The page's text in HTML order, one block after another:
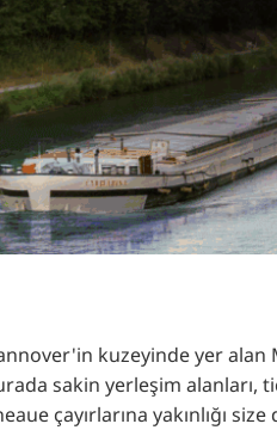
JA
BG
kuzeyinde yer alan
sakin yerleşim alanları,
çayırlarına yakınlığı